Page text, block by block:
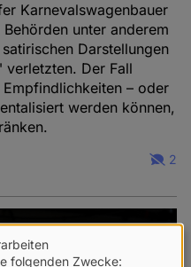
Karnevalswagenbauer
unter anderem
Darstellungen
Der Fall
– oder
werden können,
2
folgenden Zwecke: